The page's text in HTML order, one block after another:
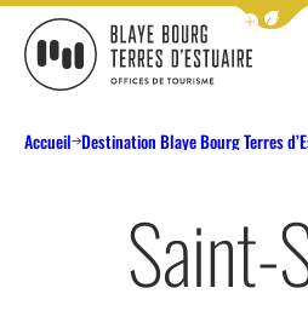
Accueil Destination Blaye Bourg Terres
Saint-